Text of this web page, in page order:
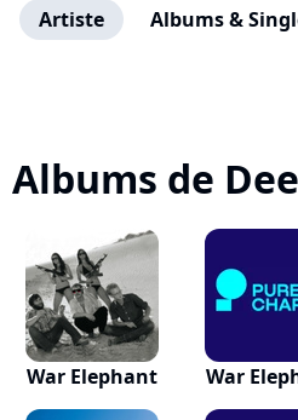
Artiste Albums &
Albums de
War Elephant War